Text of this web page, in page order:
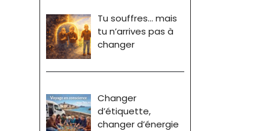
Tu souffres… mais
tu n’arrives pas à
changer
Changer
d’étiquette,
changer d’énergie